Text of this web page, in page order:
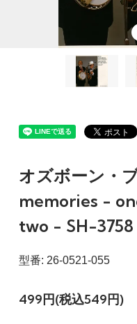
オズボーン・
memories -
two - SH-3758
型番: 26-0521-055
499円(税込549円)